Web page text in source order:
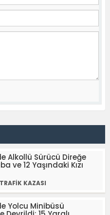
Alkollü Sürücü Direğe
ve 12 Yaşındaki Kızı
TRAFİK KAZASI
Yolcu Minibüsü